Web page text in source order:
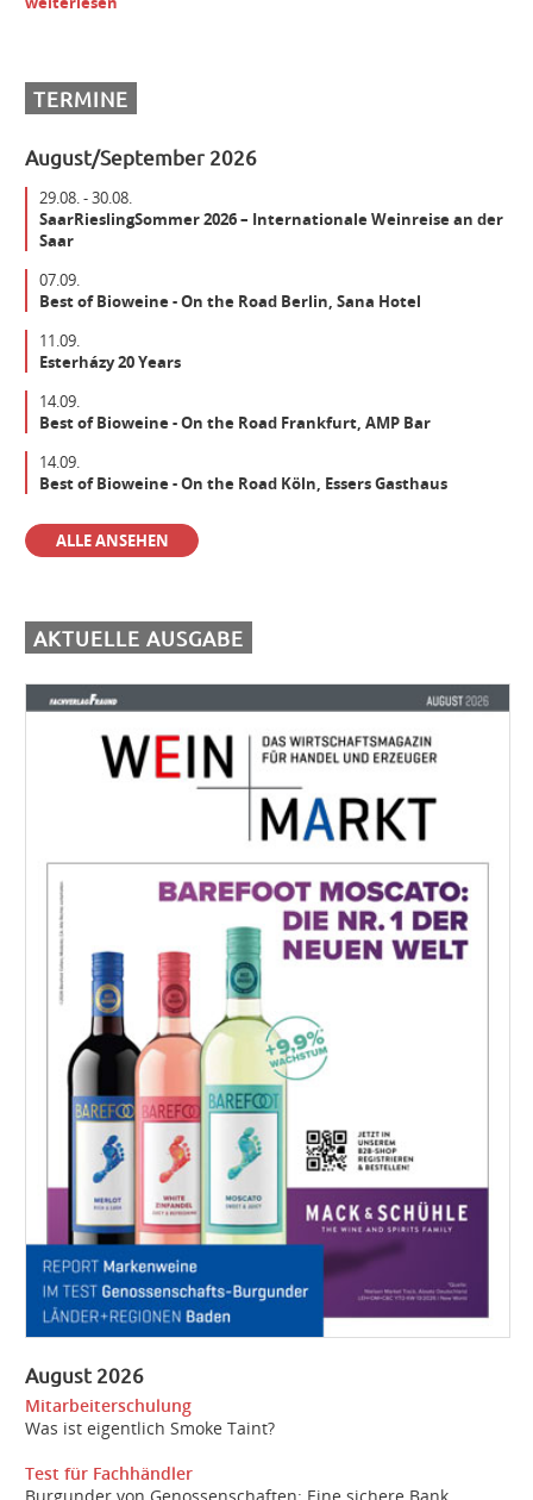
Winzer m/w/d
Mitarbeiter (m/w/d) Vinothek
Senior Brand Builder (m/w/d)
Maschinist Weinbau/Landwirt (m/w/d)
Landmaschinenmechatroniker Weinbau (m/w/d)
Gebietsverkaufsleiter WEST (m/w/d)
Der beste Weinfachhandel 2024 sucht Verstärkung
Einkäufer/Einkäuferin Wein (m/w/d) für den operativen Einkauf
TERMINE
August/September 2026
29.08. - 30.08.
SaarRieslingSommer 2026 – Internationale Weinreise an der
Saar
07.09.
Best of Bioweine - On the Road Berlin, Sana Hotel
11.09.
Esterházy 20 Years
14.09.
Best of Bioweine - On the Road Frankfurt, AMP Bar
14.09.
Best of Bioweine - On the Road Köln, Essers Gasthaus
ALLE ANSEHEN
AKTUELLE AUSGABE
August 2026
Mitarbeiterschulung
Was ist eigentlich Smoke Taint?
Test für Fachhändler
Burgunder von Genossenschaften: Eine sichere Bank